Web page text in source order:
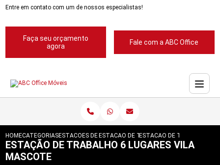
Entre em contato com um de nossos especialistas!
Faça seu orçamento
agora
Fale com a ABC Office
HOMECATEGORIASESTACOES DE TRABALHOESTACAO DE TRABALHO EM L COM
ESTACAO DE TRABALHO 6
ESTAÇÃO DE TRABALHO 6 LUGARES VILA
MASCOTE